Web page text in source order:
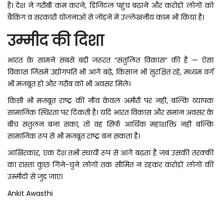
है। देश ने गरीबी कम करने, डिजिटल पहुंच बढ़ाने और करोड़ों लोगों को
बैंकिंग व सरकारी योजनाओं से जोड़ने में उल्लेखनीय काम भी किया है।
उम्मीद की दिशा
भारत के सामने सबसे बड़ी जरूरत “संतुलित विकास” की है — ऐसा
विकास जिसमें उद्योगपति भी आगे बढ़ें, किसान भी सुरक्षित रहे, मध्यम वर्ग
भी मजबूत हो और गरीब को भी अवसर मिले।
किसी भी मजबूत राष्ट्र की नींव केवल अमीरी पर नहीं, बल्कि व्यापक
सामाजिक स्थिरता पर टिकती है। यदि भारत विकास और समान अवसर के
बीच संतुलन बना सका, तो वह सिर्फ आर्थिक महाशक्ति नहीं बल्कि
सामाजिक रूप से भी मजबूत राष्ट्र बन सकता है।
आखिरकार, एक देश तभी स्थायी रूप से आगे बढ़ता है जब उसकी तरक्की
का रास्ता कुछ गिने-चुने लोगों तक सीमित न रहकर करोड़ों लोगों की
उम्मीदों से जुड़ जाए।
Ankit Awasthi